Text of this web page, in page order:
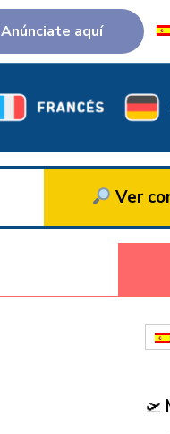
Anúnciate aquí
Ver
🛫